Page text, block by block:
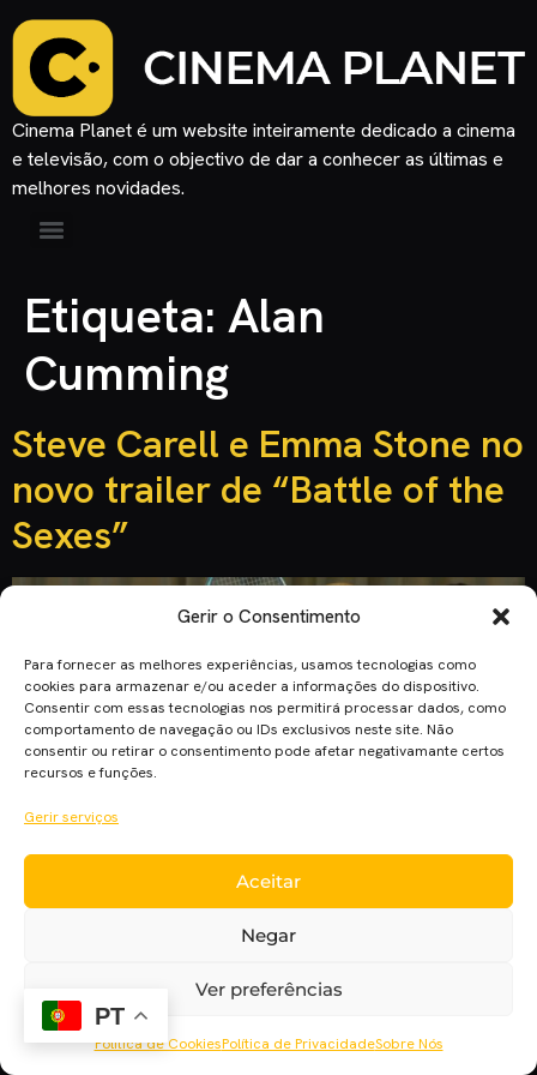
Gerir o Consentimento
Para fornecer as melhores experiências, usamos tecnologias como
cookies para armazenar e/ou aceder a informações do dispositivo.
Consentir com essas tecnologias nos permitirá processar dados, como
comportamento de navegação ou IDs exclusivos neste site. Não
consentir ou retirar o consentimento pode afetar negativamante certos
recursos e funções.
Gerir serviços
Aceitar
Negar
Ver preferências
Política de CookiesPolítica de PrivacidadeSobre Nós
Cinema Planet é um website inteiramente dedicado a cinema
e televisão, com o objectivo de dar a conhecer as últimas e
melhores novidades.
Etiqueta: Alan
Cumming
Steve Carell e Emma Stone no
novo trailer de “Battle of the
Sexes”
A dupla Carell/Stone volta a reunir-se após “Amor, Estúpido
e Louco”, para uma história verídica do mundo do desporto.
Dos realizadores de “Uma Família à Beira de um Ataque de
Sexes” relata o famoso jogo de ténis entre Billie Jean King e
Bobby Riggs. O protagonismo […]
PT